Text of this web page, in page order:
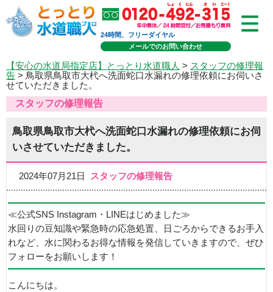
24時間、フリーダイヤル
メールでのお問い合わせ
【安心の水道局指定店】とっとり水道職人 > スタッフの修理報
告 > 鳥取県鳥取市大杙へ洗面蛇口水漏れの修理依頼にお伺いさ
せていただきました。
スタッフの修理報告
鳥取県鳥取市大杙へ洗面蛇口水漏れの修理依頼にお伺
いさせていただきました。
2024年07月21日 スタッフの修理報告
≪公式SNS Instagram・LINEはじめました≫
水回りの豆知識や緊急時の応急処置、日ごろからできるお手入
れなど、水に関わるお得な情報を発信していきますので、ぜひ
フォローをお願いします！
こんにちは。